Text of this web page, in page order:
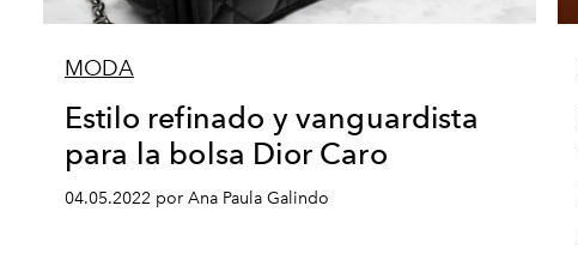
MODA
Estilo refinado y vanguardista
para la bolsa Dior Caro
04.05.2022 por Ana Paula Galindo